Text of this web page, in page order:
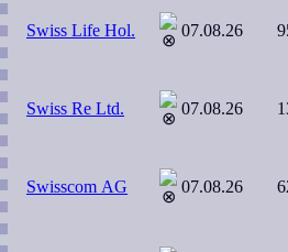
Swiss Life Hol. 07.08.26
Swiss Re Ltd. 07.08.26
Swisscom AG 07.08.26